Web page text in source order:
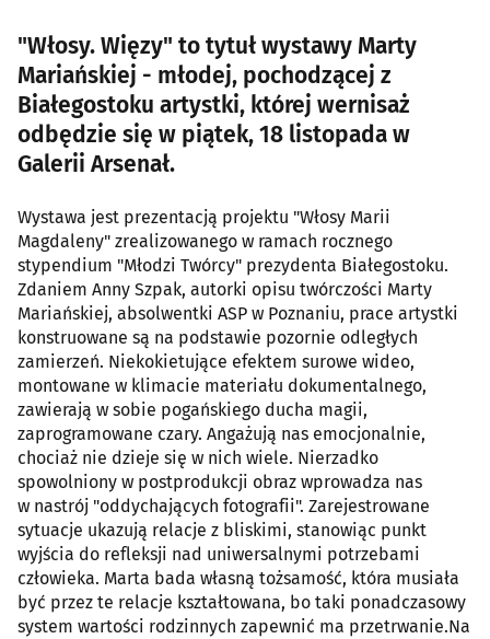
"Włosy. Więzy" to tytuł wystawy Marty
Mariańskiej - młodej, pochodzącej z
Białegostoku artystki, której wernisaż
odbędzie się w piątek, 18 listopada w
Galerii Arsenał.
Wystawa jest prezentacją projektu "Włosy Marii
Magdaleny" zrealizowanego w ramach rocznego
stypendium "Młodzi Twórcy" prezydenta Białegostoku.
Zdaniem Anny Szpak, autorki opisu twórczości Marty
Mariańskiej, absolwentki ASP w Poznaniu, prace artystki
konstruowane są na podstawie pozornie odległych
zamierzeń. Niekokietujące efektem surowe wideo,
montowane w klimacie materiału dokumentalnego,
zawierają w sobie pogańskiego ducha magii,
zaprogramowane czary. Angażują nas emocjonalnie,
chociaż nie dzieje się w nich wiele. Nierzadko
spowolniony w postprodukcji obraz wprowadza nas
w nastrój "oddychających fotografii". Zarejestrowane
sytuacje ukazują relacje z bliskimi, stanowiąc punkt
wyjścia do refleksji nad uniwersalnymi potrzebami
człowieka. Marta bada własną tożsamość, która musiała
być przez te relacje kształtowana, bo taki ponadczasowy
system wartości rodzinnych zapewnić ma przetrwanie.Na